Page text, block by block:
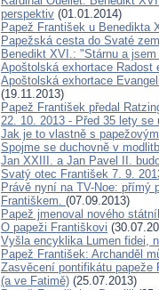
perspektiv (01.01.2014)
Papež František u Benedikta
Papežská cesta do Svaté
Benedikt XVI.: "Stárnu a
Apoštolská exhortace Radost
Apoštolská exhortace
(19.11.2013)
Papež František předal
22. 10. 2013 - Před 35 lety
Jak je to vlastně s
Spojme se duchovně v
Jan XXIII. a Jan Pavel II.
Svatý otec František 7. 9.
Právě nyní na TV-Noe: přímý
Františkem. (07.09.2013)
Papež jmenoval nového
O papeži Františkovi
Vyšla encyklika Lumen fidei,
Papež František: Archanděl
Zasvěcení pontifikátu papeže
(a ve Fatimě) (25.07.2013)